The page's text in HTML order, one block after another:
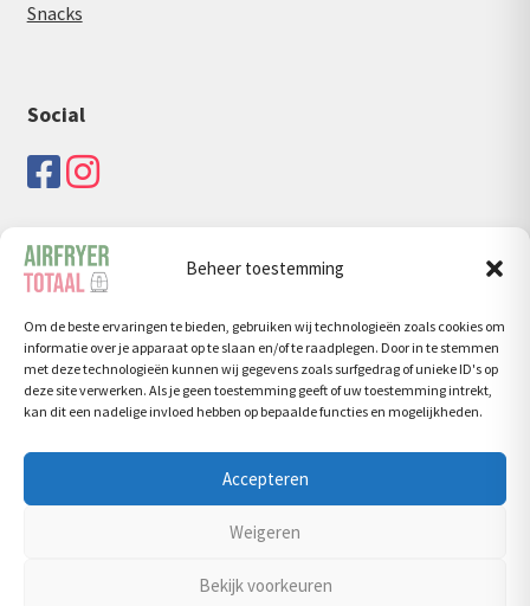
Beheer toestemming
Om de beste ervaringen te bieden, gebruiken wij technologieën zoals cookies om
informatie over je apparaat op te slaan en/of te raadplegen. Door in te stemmen
met deze technologieën kunnen wij gegevens zoals surfgedrag of unieke ID's op
deze site verwerken. Als je geen toestemming geeft of uw toestemming intrekt,
kan dit een nadelige invloed hebben op bepaalde functies en mogelijkheden.
Accepteren
Weigeren
Bekijk voorkeuren
Snacks
Social
Zoeken
Zoeken
naar:
Zoeken
© Airfryertotaal.nl 2026